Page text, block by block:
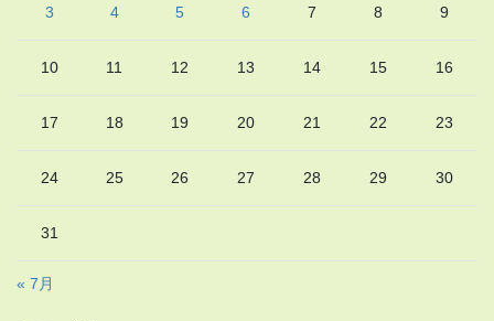
3 4 5 6 7 8 9
10 11 12 13 14 15 16
17 18 19 20 21 22 23
24 25 26 27 28 29 30
31
« 7月